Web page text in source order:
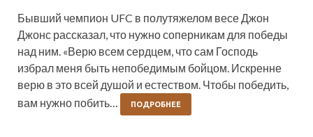
Бывший чемпион UFC в полутяжелом весе Джон
Джонс рассказал, что нужно соперникам для победы
над ним. «Верю всем сердцем, что сам Господь
избрал меня быть непобедимым бойцом. Искренне
верю в это всей душой и естеством. Чтобы победить,
вам нужно побить…
ПОДРОБНЕЕ